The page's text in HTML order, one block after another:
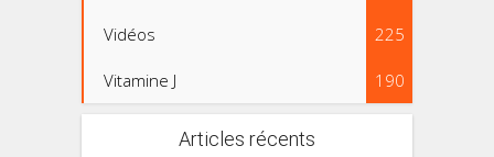
Vidéos 225
Vitamine J 190
Articles récents